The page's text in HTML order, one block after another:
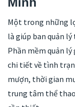
Một trong những
là giúp ban quản
Phần mềm quản lý
chi tiết về tình
mượn, thời gian
trung tâm thể